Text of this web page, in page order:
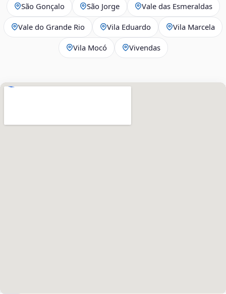
São Gonçalo São Jorge Vale das Esmeraldas
Vale do Grande Rio Vila Eduardo Vila Marcela
Vila Mocó Vivendas